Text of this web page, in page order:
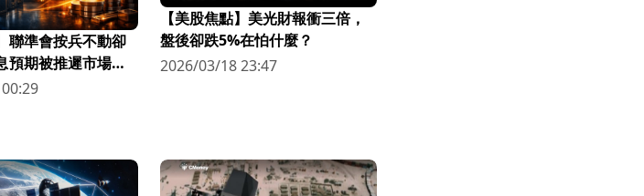
聯準會按兵不動卻
預期被推遲市場越
【美股焦點】美光財報衝三倍，
盤後卻跌5%在怕什麼？
2026/03/18 23:47